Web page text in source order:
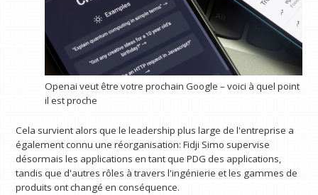
Openai veut être votre prochain Google – voici à quel point
il est proche
Cela survient alors que le leadership plus large de l'entreprise a
également connu une réorganisation: Fidji Simo supervise
désormais les applications en tant que PDG des applications,
tandis que d'autres rôles à travers l'ingénierie et les gammes de
produits ont changé en conséquence.